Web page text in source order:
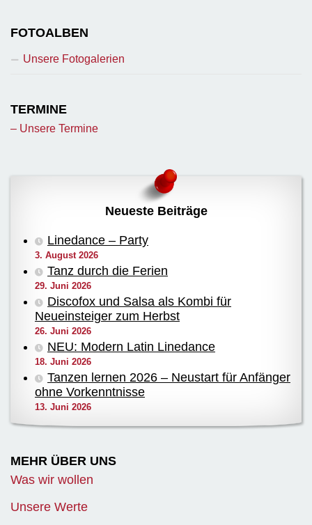
FOTOALBEN
Unsere Fotogalerien
TERMINE
– Unsere Termine
Neueste Beiträge
Linedance – Party
3. August 2026
Tanz durch die Ferien
29. Juni 2026
Discofox und Salsa als Kombi für
Neueinsteiger zum Herbst
26. Juni 2026
NEU: Modern Latin Linedance
18. Juni 2026
Tanzen lernen 2026 – Neustart für Anfänger
ohne Vorkenntnisse
13. Juni 2026
MEHR ÜBER UNS
Was wir wollen
Unsere Werte